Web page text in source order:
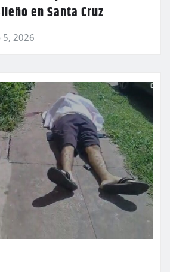
en Santa Cruz
5, 2026